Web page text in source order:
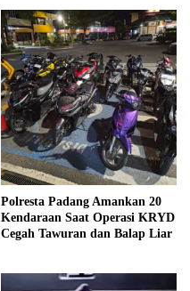
Polresta Padang Amankan 20
Kendaraan Saat Operasi KRYD
Cegah Tawuran dan Balap Liar